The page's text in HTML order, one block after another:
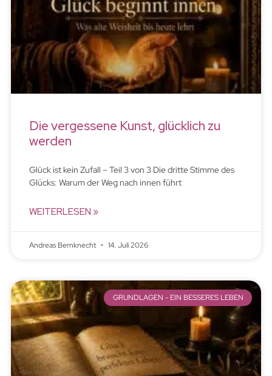
Die vergessene Kunst, glücklich zu
werden
Glück ist kein Zufall – Teil 3 von 3 Die dritte Stimme des
Glücks: Warum der Weg nach innen führt
WEITERLESEN »
Andreas Bernknecht 14. Juli 2026
GRUNDLAGEN - EIN BESSERES LEBEN